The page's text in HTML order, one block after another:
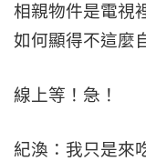
相親物件是電視
如何顯得不這麼
線上等！急！
紀渙：我只是來